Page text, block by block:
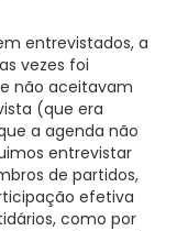
entrevistados, a
vezes foi
não aceitavam
(que era
a agenda não
entrevistar
de partidos,
efetiva
como por